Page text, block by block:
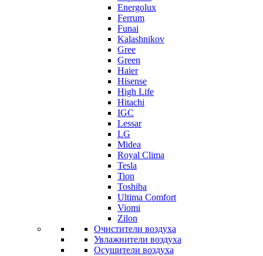
Energolux
Ferrum
Funai
Kalashnikov
Gree
Grеen
Haier
Hisense
High Life
Hitachi
IGC
Lessar
LG
Midea
Royal Clima
Tesla
Tion
Toshiba
Ultima Comfort
Viomi
Zilon
Очистители воздуха
Увлажнители воздуха
Осушители воздуха